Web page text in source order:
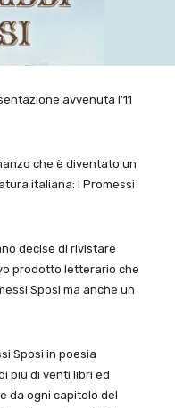
avvenuta l’11
che è diventato un
italiana: I Promessi
decise di rivistare
prodotto letterario che
Sposi ma anche un
Sposi in poesia
più di venti libri ed
da ogni capitolo del